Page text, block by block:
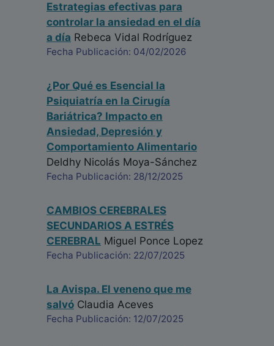
Estrategias efectivas para
controlar la ansiedad en el día
a día Rebeca Vidal Rodríguez
Fecha Publicación: 04/02/2026
¿Por Qué es Esencial la
Psiquiatría en la Cirugía
Bariátrica? Impacto en
Ansiedad, Depresión y
Comportamiento Alimentario
Deldhy Nicolás Moya-Sánchez
Fecha Publicación: 28/12/2025
CAMBIOS CEREBRALES
SECUNDARIOS A ESTRÉS
CEREBRAL Miguel Ponce Lopez
Fecha Publicación: 22/07/2025
La Avispa. El veneno que me
salvó Claudia Aceves
Fecha Publicación: 12/07/2025